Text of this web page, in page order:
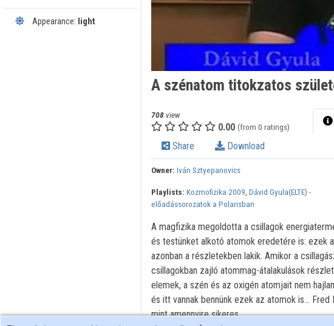
Appearance: light
A szénatom titokzatos
708view
0.00 (from 0 ratings)
Share Download
Owner: Iván Sztyepanovics
Playlists: Kozmofizika 2009, Dávid Gyula(ELTE) -
előadássorozatok a Polarisban
A magfizika megoldotta a csillagok
és testünket alkotó atomok eredetére is: ezek
azonban a részletekben lakik. Amikor a
csillagokban zajló atommag-átalakulások
elemek, a szén és az oxigén atomjait nem
és itt vannak bennünk ezek az atomok is...
mint amennyire sikeres.